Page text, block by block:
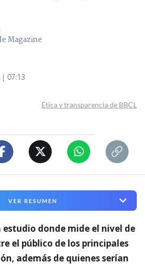
Magazine
| 07:13
Ética y transparencia de BBCL
VER RESUMEN
estudio donde mide el nivel de
el público de los principales
además de quienes serían